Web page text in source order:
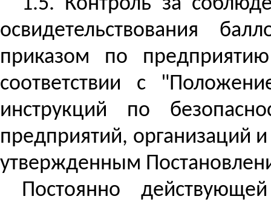
освидетельствования
приказом по
соответствии с
инструкций по
предприятий, организаций
утвержденным
Постоянно